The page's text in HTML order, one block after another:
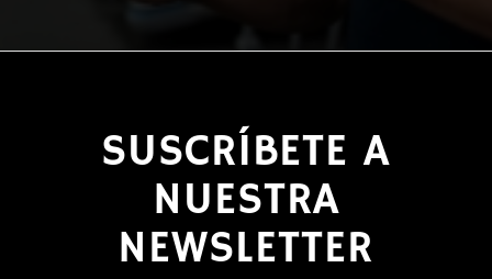
SUSCRÍBETE A
NUESTRA
NEWSLETTER